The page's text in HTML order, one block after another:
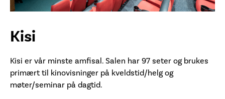
Kisi
Kisi er vår minste amfisal. Salen har 97 seter og brukes
primært til kinovisninger på kveldstid/helg og
møter/seminar på dagtid.